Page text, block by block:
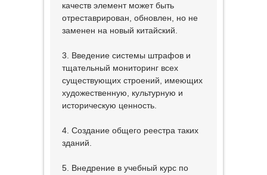
качеств элемент может быть
отреставрирован, обновлен, но не
заменен на новый китайский.
3. Введение системы штрафов и
тщательный мониторинг всех
существующих строений, имеющих
художественную, культурную и
историческую ценность.
4. Создание общего реестра таких
зданий.
5. Внедрение в учебный курс по